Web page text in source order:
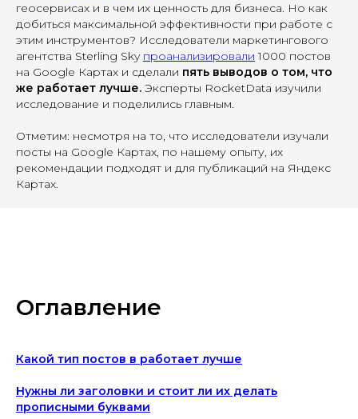
геосервисах и в чем их ценность для бизнеса. Но как
добиться максимальной эффективности при работе с
этим инструментов? Исследователи маркетингового
агентства Sterling Sky проанализировали 1000 постов
на Google Картах и сделали пять выводов о том, что
же работает лучше. Эксперты RocketData изучили
исследование и поделились главным.
Отметим: несмотря на то, что исследователи изучали
посты на Google Картах, по нашему опыту, их
рекомендации подходят и для публикаций на Яндекс
Картах.
Оглавление
Какой тип постов в работает лучше
Нужны ли заголовки и стоит ли их делать
прописными буквами